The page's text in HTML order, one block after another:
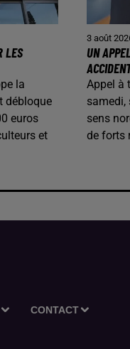
LES
la
débloque
euros
et
3 août
UN
Appel à
samedi,
sens
de forts
CONTACT